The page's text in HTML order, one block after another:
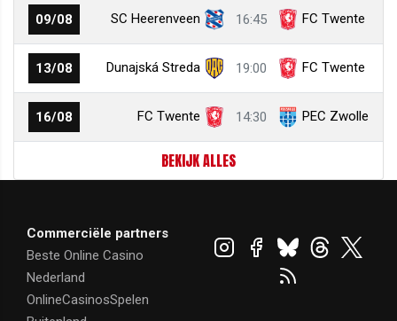
09/08 SC Heerenveen 16:45 FC Twente
13/08 Dunajská Streda 19:00 FC Twente
16/08 FC Twente 14:30 PEC Zwolle
BEKIJK ALLES
Commerciële partners
Beste Online Casino
Nederland
OnlineCasinosSpelen